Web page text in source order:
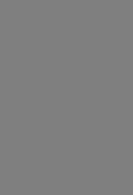
superiore contro